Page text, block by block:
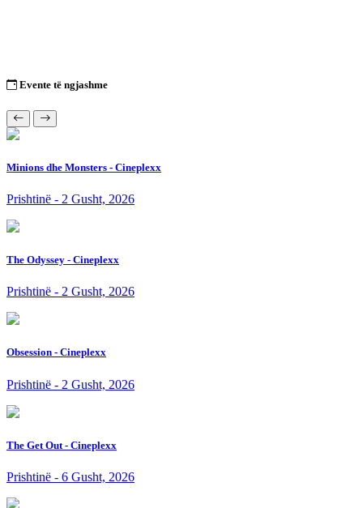
Evente të ngjashme
Minions dhe Monsters - Cineplexx
Prishtinë - 2 Gusht, 2026
The Odyssey - Cineplexx
Prishtinë - 2 Gusht, 2026
Obsession - Cineplexx
Prishtinë - 2 Gusht, 2026
The Get Out - Cineplexx
Prishtinë - 6 Gusht, 2026